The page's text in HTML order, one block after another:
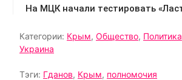
Категории: Крым, Общество, Политика
Украина
Тэги: Гданов, Крым, полномочия